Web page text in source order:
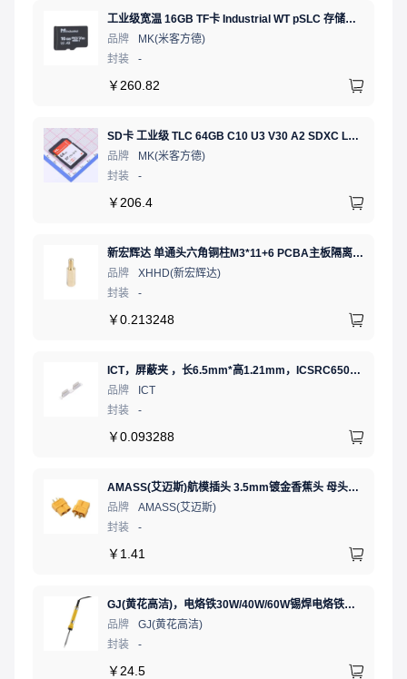
工业级宽温 16GB TF卡 Industrial WT pSLC 存储卡 MICRO SD LDPC纠错 PE 30K 无人机、行车记录仪、安防监控适配
品牌
MK(米客方德)
封装
-
￥ 260.82
SD卡 工业级 TLC 64GB C10 U3 V30 A2 SDXC LDPC纠错 PE 3K 无人机、行车记录仪、安防监控适配
品牌
MK(米客方德)
封装
-
￥ 206.4
新宏辉达 单通头六角铜柱M3*11+6 PCBA主板隔离螺柱
品牌
XHHD(新宏辉达)
封装
-
￥0.213248
ICT，屏蔽夹 ，长6.5mm*高1.21mm，ICSRC6508SFR
品牌
ICT
封装
-
￥0.093288
AMASS(艾迈斯)航模插头 3.5mm镀金香蕉头 母头XT60-F.G.Y
品牌
AMASS(艾迈斯)
封装
-
￥ 1.41
GJ(黄花高洁)，电烙铁30W/40W/60W锡焊电烙铁焊接工具电焊笔手机电子维修（内热35W），NO.435(35W)
品牌
GJ(黄花高洁)
封装
-
￥ 24.5